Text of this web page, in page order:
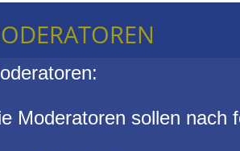
Moderatoren sollen nach